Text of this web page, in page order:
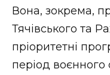
ФОТО
ВІДЕО
Вона, зокрема,
Тячівського та
пріоритетні
період воєнного